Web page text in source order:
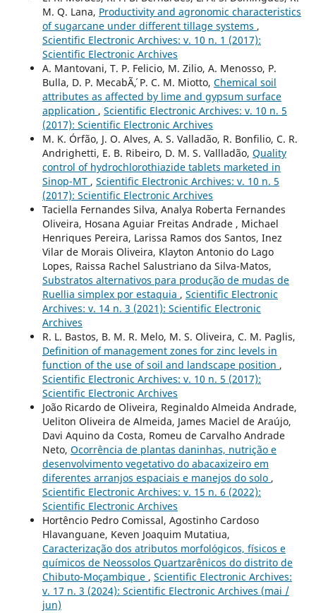
M. Q. Lana, Productivity and agronomic characteristics
of sugarcane under different tillage systems ,
Scientific Electronic Archives: v. 10 n. 1 (2017):
Scientific Electronic Archives
A. Mantovani, T. P. Felicio, M. Zilio, A. Menosso, P.
Bulla, D. P. MecabÃ´, P. C. M. Miotto, Chemical soil
attributes as affected by lime and gypsum surface
application , Scientific Electronic Archives: v. 10 n. 5
(2017): Scientific Electronic Archives
M. K. Órfão, J. O. Alves, A. S. Valladão, R. Bonfilio, C. R.
Andrighetti, E. B. Ribeiro, D. M. S. Vallladão, Quality
control of hydrochlorothiazide tablets marketed in
Sinop-MT , Scientific Electronic Archives: v. 10 n. 5
(2017): Scientific Electronic Archives
Taciella Fernandes Silva, Analya Roberta Fernandes
Oliveira, Hosana Aguiar Freitas Andrade , Michael
Henriques Pereira, Larissa Ramos dos Santos, Inez
Vilar de Morais Oliveira, Klayton Antonio do Lago
Lopes, Raissa Rachel Salustriano da Silva-Matos,
Substratos alternativos para produção de mudas de
Ruellia simplex por estaquia , Scientific Electronic
Archives: v. 14 n. 3 (2021): Scientific Electronic
Archives
R. L. Bastos, B. M. R. Melo, M. S. Oliveira, C. M. Paglis,
Definition of management zones for zinc levels in
function of the use of soil and landscape position ,
Scientific Electronic Archives: v. 10 n. 5 (2017):
Scientific Electronic Archives
João Ricardo de Oliveira, Reginaldo Almeida Andrade,
Ueliton Oliveira de Almeida, James Maciel de Araújo,
Davi Aquino da Costa, Romeu de Carvalho Andrade
Neto, Ocorrência de plantas daninhas, nutrição e
desenvolvimento vegetativo do abacaxizeiro em
diferentes arranjos espaciais e manejos do solo ,
Scientific Electronic Archives: v. 15 n. 6 (2022):
Scientific Electronic Archives
Hortêncio Pedro Comissal, Agostinho Cardoso
Hlavanguane, Keven Joaquim Mutatiua,
Caracterização dos atributos morfológicos, físicos e
químicos de Neossolos Quartzarênicos do distrito de
Chibuto-Moçambique , Scientific Electronic Archives:
v. 17 n. 3 (2024): Scientific Electronic Archives (mai /
jun)